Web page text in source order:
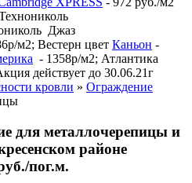
Джаз
м2; Вестерн цвет Каньон -
- 1358р/м2; Атлантика
действует до 30.06.21г
кровли » Ограждение
для металлочерепицы и
районе
пог.м.